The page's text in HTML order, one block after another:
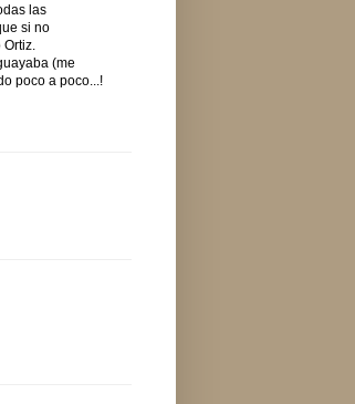
las
si no
Ortiz.
(me
poco a poco...!